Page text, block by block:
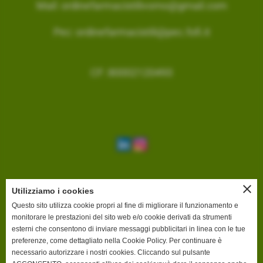
Mail: ordinefarmacistilivorno@gmail.com
Pec: ordinefarmacistili@pec.fofi.it
CF: 80002120493
INFORMAZIONI DI FATTURAZIONE
Ai sensi di quanto previsto dall'art. 6 ter, Legge 4 aprile 2012, n. 35, si
comunicano i dati per procedere a fatturazione elettronica nei confronti
dell'Ordine dei Farmacisti della Provincia di Livorno:
Denominazione: Ordine dei Farmacisti della Provincia di Livorno
Codice Univoco ufficio:UFVD79
close
Utilizziamo i cookies
Questo sito utilizza cookie propri al fine di migliorare il funzionamento e
monitorare le prestazioni del sito web e/o cookie derivati da strumenti
esterni che consentono di inviare messaggi pubblicitari in linea con le tue
preferenze, come dettagliato nella Cookie Policy. Per continuare è
necessario autorizzare i nostri cookies. Cliccando sul pulsante